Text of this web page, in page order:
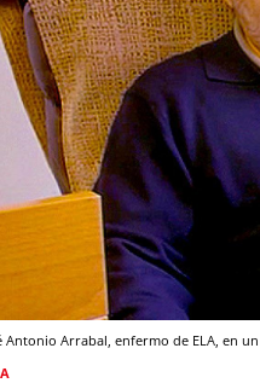
Antonio Arrabal, enfermo de ELA, en